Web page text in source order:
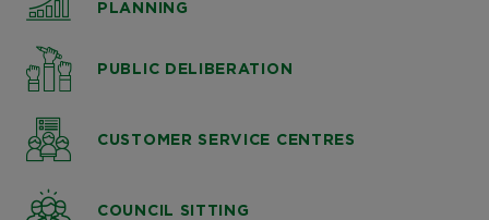
PLANNING
PUBLIC DELIBERATION
CUSTOMER SERVICE CENTRES
COUNCIL SITTING